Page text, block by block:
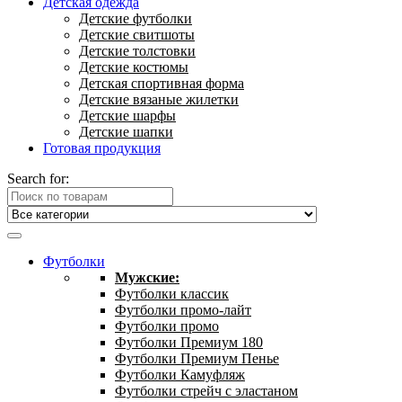
Детские футболки
Детские свитшоты
Детские толстовки
Детские костюмы
Детская спортивная форма
Детские вязаные жилетки
Детские шарфы
Детские шапки
Готовая продукция
Search for:
Футболки
Мужские:
Футболки классик
Футболки промо-лайт
Футболки промо
Футболки Премиум 180
Футболки Премиум Пенье
Футболки Камуфляж
Футболки стрейч с эластаном